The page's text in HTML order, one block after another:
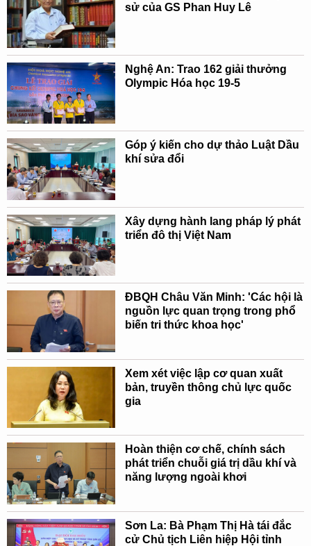
sử của GS Phan Huy Lê
Nghệ An: Trao 162 giải thưởng
Olympic Hóa học 19-5
Góp ý kiến cho dự thảo Luật Dầu
khí sửa đổi
Xây dựng hành lang pháp lý phát
triển đô thị Việt Nam
ĐBQH Châu Văn Minh: 'Các hội là
nguồn lực quan trọng trong phổ
biến tri thức khoa học'
Xem xét việc lập cơ quan xuất
bản, truyền thông chủ lực quốc
gia
Hoàn thiện cơ chế, chính sách
phát triển chuỗi giá trị dầu khí và
năng lượng ngoài khơi
Sơn La: Bà Phạm Thị Hà tái đắc
cử Chủ tịch Liên hiệp Hội tỉnh